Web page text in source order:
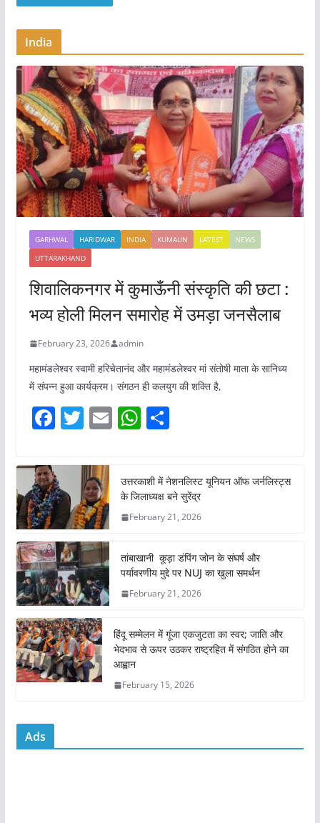
India
GARHWAL HARIDWAR INDIA KUMAUN LATEST
NEWS
UTTARAKHAND
शिवालिकनगर में कुमाऊँनी संस्कृति की छटा :
भव्य होली मिलन समारोह में उमड़ा जनसैलाब
February 23, 2026 admin
महामंडलेश्वर स्वामी हरिचेतानंद और महामंडलेश्वर मां संतोषी माता के सानिध्य
में संपन्न हुआ कार्यक्रम। संगठन ही कलयुग की शक्ति है,
F
c
e
b
o
o
k
T
itt
er
E W
s
A
p
S
e
उत्तरकाशी में नेशनलिस्ट यूनियन ऑफ जर्नलिस्ट्स
के जिलाध्यक्ष बने सुरेंद्र
February 21, 2026
तांबाखानी कूड़ा डंपिंग जोन के संघर्ष और
पर्यावरणीय मुद्दे पर NUJ का खुला समर्थन
February 21, 2026
हिंदू सम्मेलन में गूंजा एकजुटता का स्वर; जाति और
भेदभाव से ऊपर उठकर राष्ट्रहित में संगठित होने का
आह्वान
February 15, 2026
Ads